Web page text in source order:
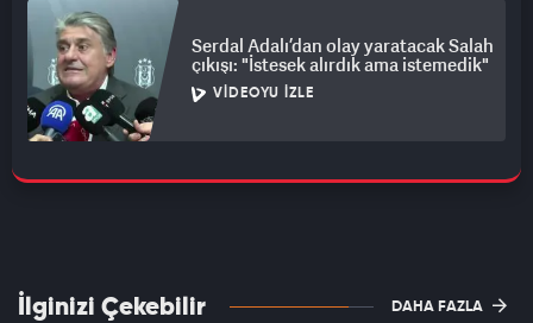
Serdal Adalı’dan olay yaratacak Salah
çıkışı: "İstesek alırdık ama istemedik"
VIDEOYU İZLE
İlginizi Çekebilir DAHA FAZLA